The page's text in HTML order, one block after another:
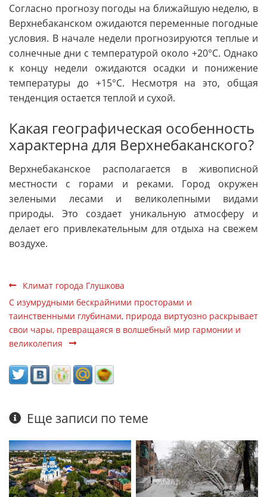
Согласно прогнозу погоды на ближайшую неделю, в
Верхнебаканском ожидаются переменные погодные
условия. В начале недели прогнозируются теплые и
солнечные дни с температурой около +20°C. Однако
к концу недели ожидаются осадки и понижение
температуры до +15°C. Несмотря на это, общая
тенденция остается теплой и сухой.
Какая географическая особенность
характерна для Верхнебаканского?
Верхнебаканское располагается в живописной
местности с горами и реками. Город окружен
зелеными лесами и великолепными видами
природы. Это создает уникальную атмосферу и
делает его привлекательным для отдыха на свежем
воздухе.
Климат города Глушкова
С изумрудными бескрайними просторами и
таинственными глубинами, природа виртуозно раскрывает
свои чары, превращаяся в волшебный мир гармонии и
великолепия
Еще записи по теме